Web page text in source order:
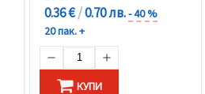
0.36 €/0.70 лв.- 40 %
20 пак. +
КУПИ